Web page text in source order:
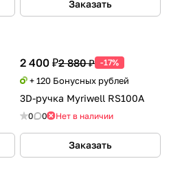
Заказать
2 400 ₽2 880 ₽ -17%
+ 120 Бонусных рублей
3D-ручка Myriwell RS100A
0 0 Нет в наличии
Заказать